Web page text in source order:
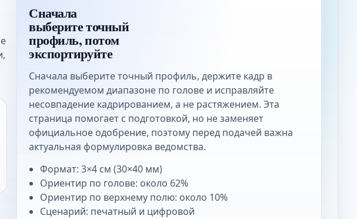
Сначала
выберите точный
профиль, потом
экспортируйте
Сначала выберите точный профиль, держите кадр в
рекомендуемом диапазоне по голове и исправляйте
несовпадение кадрированием, а не растяжением. Эта
страница помогает с подготовкой, но не заменяет
официальное одобрение, поэтому перед подачей важна
актуальная формулировка ведомства.
Формат: 3×4 см (30×40 мм)
Ориентир по голове: около 62%
Ориентир по верхнему полю: около 10%
Сценарий: печатный и цифровой